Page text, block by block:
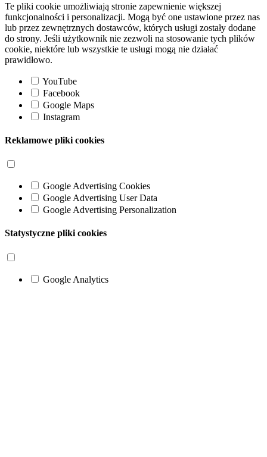
Te pliki cookie umożliwiają stronie zapewnienie większej
funkcjonalności i personalizacji. Mogą być one ustawione przez nas
lub przez zewnętrznych dostawców, których usługi zostały dodane
do strony. Jeśli użytkownik nie zezwoli na stosowanie tych plików
cookie, niektóre lub wszystkie te usługi mogą nie działać
prawidłowo.
YouTube
Facebook
Google Maps
Instagram
Reklamowe pliki cookies
Google Advertising Cookies
Google Advertising User Data
Google Advertising Personalization
Statystyczne pliki cookies
Google Analytics